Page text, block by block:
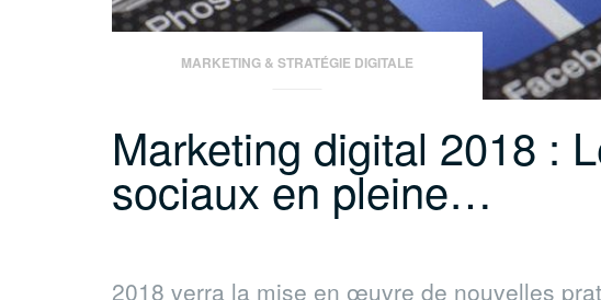
MARKETING & STRATÉGIE DIGITALE
Marketing digital 2018 :
sociaux en pleine…
2018 verra la mise en œuvre de nouvelles